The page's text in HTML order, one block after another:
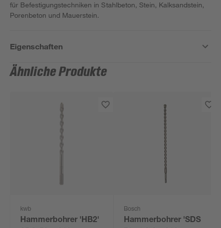
für Befestigungstechniken in Stahlbeton, Stein, Kalksandstein,
Porenbeton und Mauerstein.
Eigenschaften
Ähnliche Produkte
kwb
Hammerbohrer 'HB2'
Bosch
Hammerbohrer 'SDS